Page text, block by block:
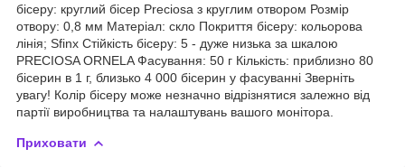
бісеру: круглий бісер Preciosa з круглим отвором Розмір
отвору: 0,8 мм Матеріал: скло Покриття бісеру: кольорова
лінія; Sfinx Стійкість бісеру: 5 - дуже низька за шкалою
PRECIOSA ORNELA Фасування: 50 г Кількість: приблизно 80
бісерин в 1 г, близько 4 000 бісерин у фасуванні Зверніть
увагу! Колір бісеру може незначно відрізнятися залежно від
партії виробництва та налаштувань вашого монітора.
Приховати